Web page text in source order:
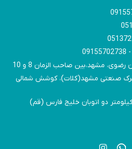
مشهد،بین صاحب الزمان 8 و 10
صنعتی مشهد(کلات)، کوشش شمالی
دو اتوبان خلیج فارس (قم)